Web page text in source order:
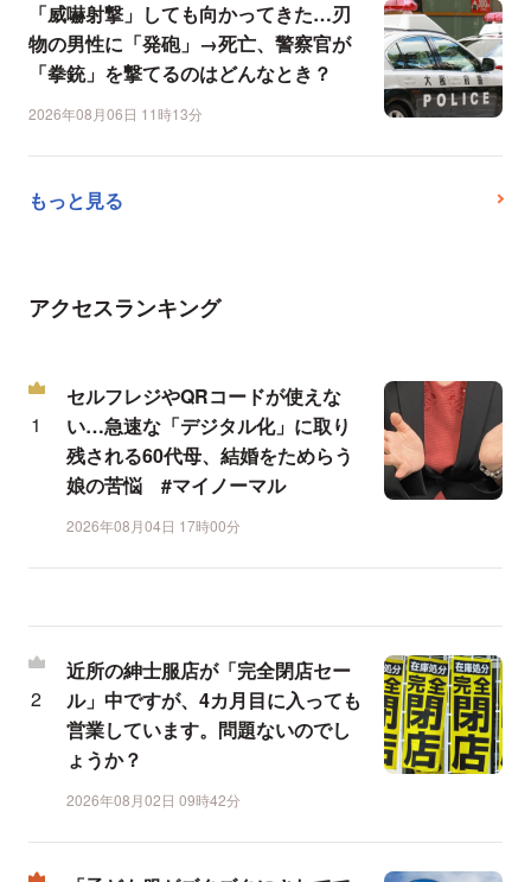
「威嚇射撃」しても向かってきた…刃
物の男性に「発砲」→死亡、警察官が
「拳銃」を撃てるのはどんなとき？
2026年08月06日 11時13分
もっと見る
アクセスランキング
セルフレジやQRコードが使えな
い…急速な「デジタル化」に取り
残される60代母、結婚をためらう
娘の苦悩 #マイノーマル
2026年08月04日 17時00分
近所の紳士服店が「完全閉店セー
ル」中ですが、4カ月目に入っても
営業しています。問題ないのでし
ょうか？
2026年08月02日 09時42分